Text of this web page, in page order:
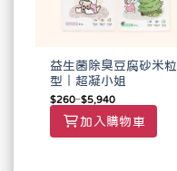
益生菌除臭豆腐砂米粒
型｜超凝小姐
$260–$5,940
加入購物車